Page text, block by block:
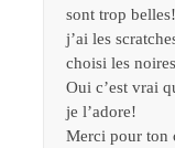
sont trop
j’ai les
choisi les
Oui c’est vrai
je l’adore!
Merci pour ton